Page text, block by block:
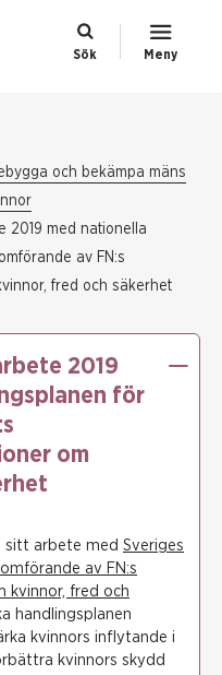
Sök Meny
och bekämpa mäns
2019 med nationella
av FN:s
fred och säkerhet
2019
för
om
sitt arbete med Sveriges
av FN:s
kvinnor, fred och
handlingsplanen
kvinnors inflytande i
kvinnors skydd